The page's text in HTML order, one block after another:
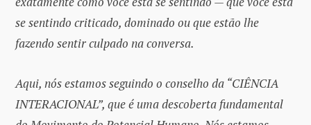
se sentindo criticado, dominado ou que estão lhe
fazendo sentir culpado na conversa.
Aqui, nós estamos seguindo o conselho da “CIÊNCIA
INTERACIONAL”, que é uma descoberta fundamental